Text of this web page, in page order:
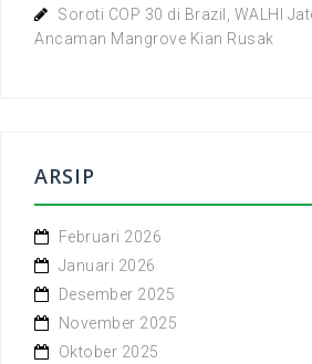
Soroti COP 30 di Brazil, WALHI
Ancaman Mangrove Kian Rusak
ARSIP
Februari 2026
Januari 2026
Desember 2025
November 2025
Oktober 2025